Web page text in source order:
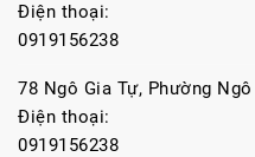
Điện thoại:
0919156238
78 Ngô Gia Tự, Phường
Điện thoại:
0919156238